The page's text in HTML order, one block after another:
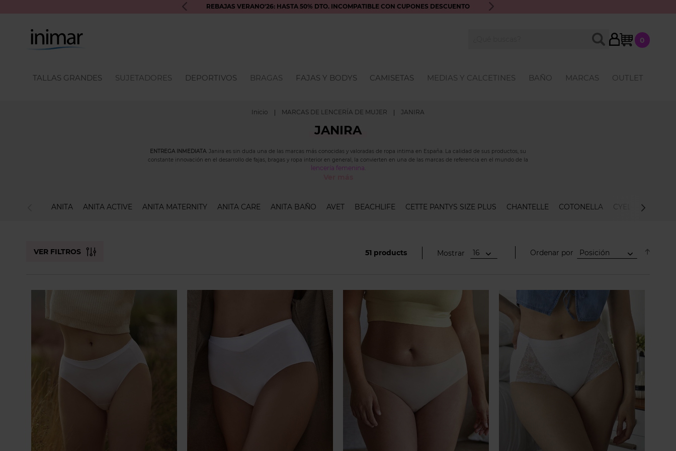
REBAJAS VERANO'26: HASTA 50% DTO. INCOMPATIBLE CON CUPONES DESCUENTO ENVÍO GRATIS A PARTIR DE 70€ · ATENCIÓN
My Cart
0
BUSCAR
TALLAS GRANDES SUJETADORES DEPORTIVOS BRAGAS FAJAS Y BODYS CAMISETAS MEDIAS Y CALCETINES BAÑO MARCAS OUTLET
Inicio MARCAS DE LENCERÍA DE MUJER JANIRA
JANIRA
ENTREGA INMEDIATA. Janira es sin duda una de las marcas más conocidas y valoradas de ropa intima en España. La calidad de sus productos, su
constante innovación en el desarrollo de fajas, bragas y ropa interior en general, la convierten en una de las marcas de referencia en el mundo de la
lencería femenina
¡Te presentamos las principales líneas de producto de la marca Janira!
faja, fajas efecto tanga…
Otra de las cosas que nos gustan de las fajas de Janira es que no se marcan. Están perfectamente estudiadas para que no se noten, incluso bajo
vestidos muy ajustados, y además, combinan perfectamente la comodidad en su uso, con ese punto de control justo, que consigue reducir y moldear,
pero sin que llevarlas resulte incómodo, sino que puedes usarlas diariamente, para estilizar tu figura.
de Janira son el otro producto estrella de la marca. Con variedad de colores para todas las ocasiones, tenemos desde los
packs braguitas
, muy comerciales e interesantes con una magnífica relación calidad-precio, hasta bragas más clásicas, o bragas altas. En algodón o
microfibra, su pieza higiénica de algodón de rizo es una seña de identidad característica. Además, Janira ofrece una amplia gama de tallas: desde la S
bragas tallas grandes están especialmente diseñadas para ajustarse sin apretar ni clavarse.
Completando la oferta de Janira, en Inimar te ofrecemos una cuidada selección de
camisetas de mujer
(o exteriores, según el uso que le quieras dar).
Camisetas de tirantes, camisetas de manga larga, camisetas con encaje (para que le des ese toque sexy a tu look!), para llevar como camisetas interiores
para no pasar frío, o para que se vean, ya que son bonitas y atractivas.
MEDIAS, PANTYS Y LEGGINGS JANIRA
ANITA ANITA ACTIVE ANITA MATERNITY ANITA CARE ANITA BAÑO AVET BEACHLIFE CETTE PANTYS SIZE PLUS CHANTELLE COTONELLA CYELL BIKINI
VER FILTROS 51 products Mostrar Ordenar por Establecer